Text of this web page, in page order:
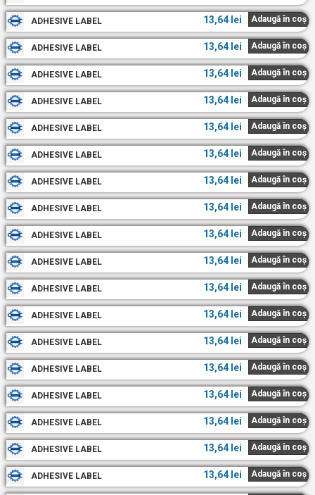
ADHESIVE LABEL 13,64 lei Adaugă în coș
ADHESIVE LABEL 13,64 lei Adaugă în coș
ADHESIVE LABEL 13,64 lei Adaugă în coș
ADHESIVE LABEL 13,64 lei Adaugă în coș
ADHESIVE LABEL 13,64 lei Adaugă în coș
ADHESIVE LABEL 13,64 lei Adaugă în coș
ADHESIVE LABEL 13,64 lei Adaugă în coș
ADHESIVE LABEL 13,64 lei Adaugă în coș
ADHESIVE LABEL 13,64 lei Adaugă în coș
ADHESIVE LABEL 13,64 lei Adaugă în coș
ADHESIVE LABEL 13,64 lei Adaugă în coș
ADHESIVE LABEL 13,64 lei Adaugă în coș
ADHESIVE LABEL 13,64 lei Adaugă în coș
ADHESIVE LABEL 13,64 lei Adaugă în coș
ADHESIVE LABEL 13,64 lei Adaugă în coș
ADHESIVE LABEL 13,64 lei Adaugă în coș
ADHESIVE LABEL 13,64 lei Adaugă în coș
ADHESIVE LABEL 13,64 lei Adaugă în coș